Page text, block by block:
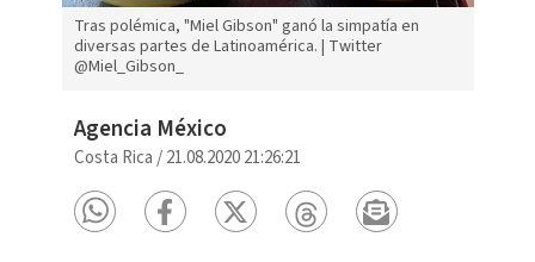
Tras polémica, "Miel Gibson" ganó la simpatía en
diversas partes de Latinoamérica. | Twitter
@Miel_Gibson_
Agencia México
Costa Rica /21.08.2020 21:26:21